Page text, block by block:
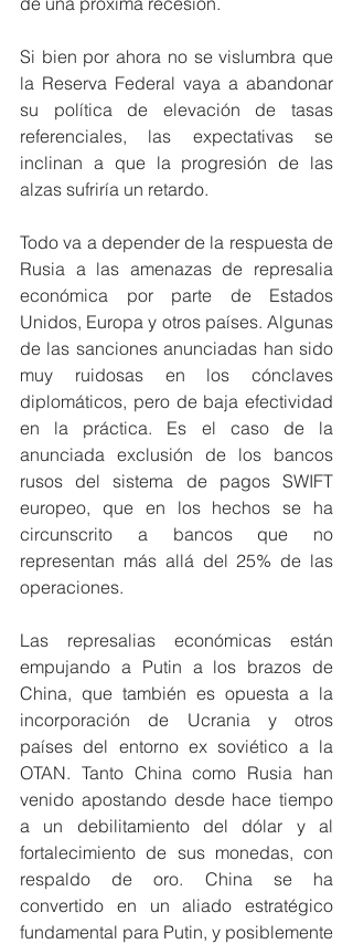
Si bien por ahora no se vislumbra que
la Reserva Federal vaya a abandonar
su política de elevación de tasas
referenciales, las expectativas se
inclinan a que la progresión de las
alzas sufriría un retardo.
Todo va a depender de la respuesta de
Rusia a las amenazas de represalia
económica por parte de Estados
Unidos, Europa y otros países. Algunas
de las sanciones anunciadas han sido
muy ruidosas en los cónclaves
diplomáticos, pero de baja efectividad
en la práctica. Es el caso de la
anunciada exclusión de los bancos
rusos del sistema de pagos SWIFT
europeo, que en los hechos se ha
circunscrito a bancos que no
representan más allá del 25% de las
operaciones.
Las represalias económicas están
empujando a Putin a los brazos de
China, que también es opuesta a la
incorporación de Ucrania y otros
países del entorno ex soviético a la
OTAN. Tanto China como Rusia han
venido apostando desde hace tiempo
a un debilitamiento del dólar y al
fortalecimiento de sus monedas, con
respaldo de oro. China se ha
convertido en un aliado estratégico
fundamental para Putin, y posiblemente